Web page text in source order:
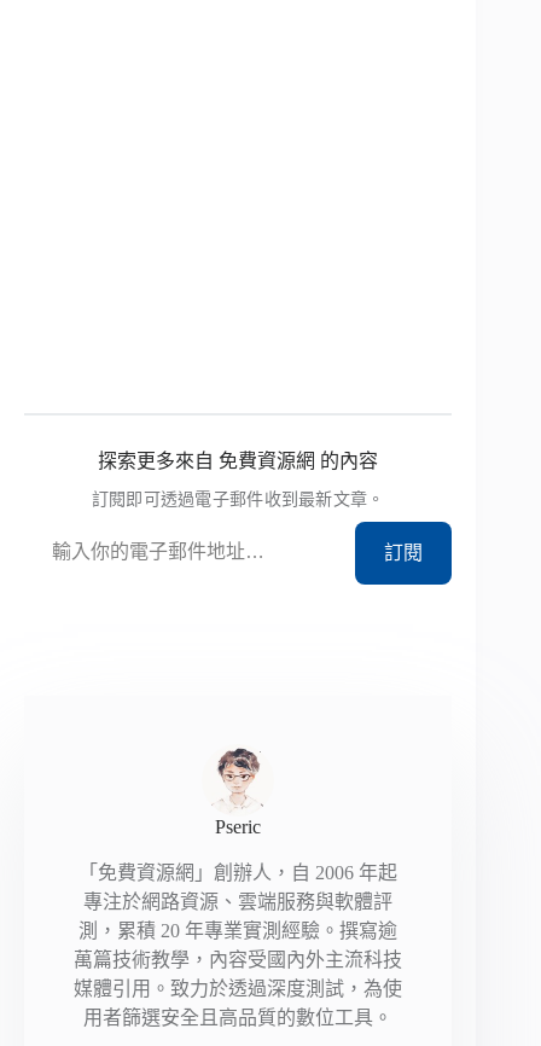
探索更多來自 免費資源網 的內容
訂閱即可透過電子郵件收到最新文章。
訂閱
Pseric
「免費資源網」創辦人，自 2006 年起
專注於網路資源、雲端服務與軟體評
測，累積 20 年專業實測經驗。撰寫逾
萬篇技術教學，內容受國內外主流科技
媒體引用。致力於透過深度測試，為使
用者篩選安全且高品質的數位工具。